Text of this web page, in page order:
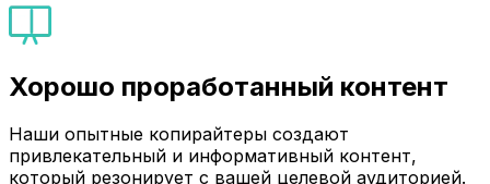
Хорошо проработанный контент
Наши опытные копирайтеры создают
привлекательный и информативный контент,
который резонирует с вашей целевой аудиторией.